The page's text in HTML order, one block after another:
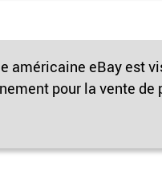
américaine eBay est
pour la vente de